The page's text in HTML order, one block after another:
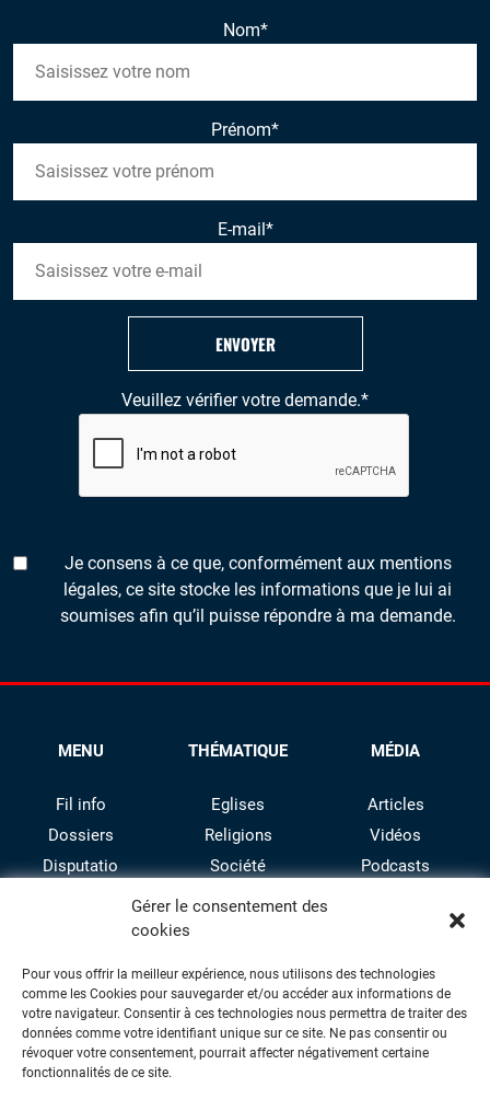
Gérer le consentement des
cookies
Pour vous offrir la meilleur expérience, nous utilisons des technologies
comme les Cookies pour sauvegarder et/ou accéder aux informations de
votre navigateur. Consentir à ces technologies nous permettra de traiter des
données comme votre identifiant unique sur ce site. Ne pas consentir ou
révoquer votre consentement, pourrait affecter négativement certaine
fonctionnalités de ce site.
Nom*
Prénom*
E-mail*
Veuillez vérifier votre demande.*
Je consens à ce que, conformément aux mentions
légales, ce site stocke les informations que je lui ai
soumises afin qu’il puisse répondre à ma demande.
ENVOYER
MENU
Fil info
Dossiers
Disputatio
THÉMATIQUE
Eglises
Religions
Société
Culture
MÉDIA
Articles
Vidéos
Podcasts
facebook